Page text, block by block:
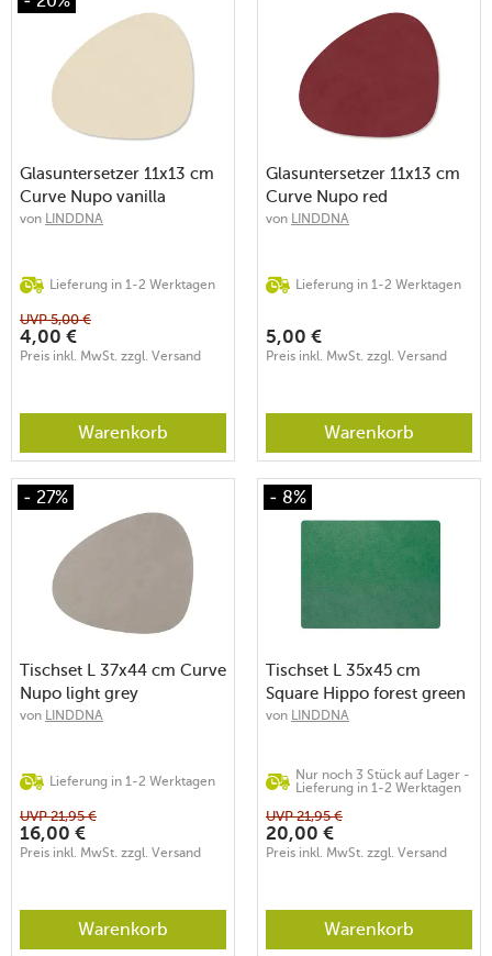
Glasuntersetzer 11x13 cm
Curve Nupo vanilla
von LINDDNA
Lieferung in 1-2 Werktagen
UVP5,00 €
4,00 €
Preis inkl. MwSt. zzgl. Versand
Warenkorb
Glasuntersetzer 11x13 cm
Curve Nupo red
von LINDDNA
Lieferung in 1-2 Werktagen
5,00 €
Preis inkl. MwSt. zzgl. Versand
Warenkorb
- 27%
Tischset L 37x44 cm Curve
Nupo light grey
von LINDDNA
Lieferung in 1-2 Werktagen
UVP21,95 €
16,00 €
Preis inkl. MwSt. zzgl. Versand
Warenkorb
- 8%
Tischset L 35x45 cm
Square Hippo forest green
von LINDDNA
Nur noch 3 Stück auf Lager -
Lieferung in 1-2 Werktagen
UVP21,95 €
20,00 €
Preis inkl. MwSt. zzgl. Versand
Warenkorb